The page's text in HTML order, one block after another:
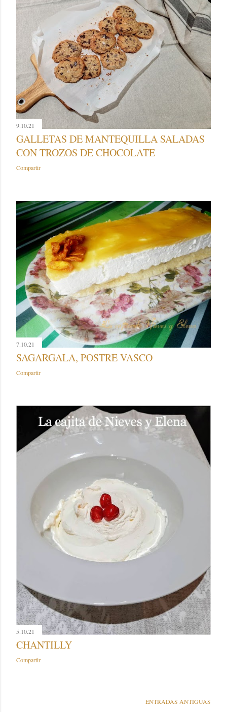
9.10.21
GALLETAS DE MANTEQUILLA SALADAS
CON TROZOS DE CHOCOLATE
Compartir
7.10.21
SAGARGALA, POSTRE VASCO
Compartir
5.10.21
CHANTILLY
Compartir
ENTRADAS ANTIGUAS